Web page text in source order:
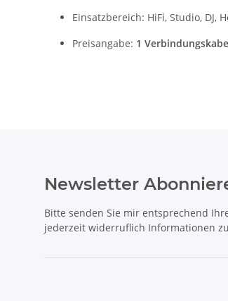
Einsatzbereich: HiFi, Studio, DJ,
Preisangabe: 1
Newsletter
Bitte senden Sie mir entsprechend
jederzeit widerruflich Informationen